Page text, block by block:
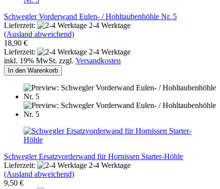
Schwegler Vorderwand Eulen- / Hohltaubenhöhle Nr. 5
Lieferzeit:
2-4 Werktage
(Ausland abweichend)
18,90 €
Lieferzeit:
2-4 Werktage
inkl. 19% MwSt. zzgl. Versandkosten
In den Warenkorb
Schwegler Ersatzvorderwand für Hornissen Starter-Höhle
Lieferzeit:
2-4 Werktage
(Ausland abweichend)
9,50 €